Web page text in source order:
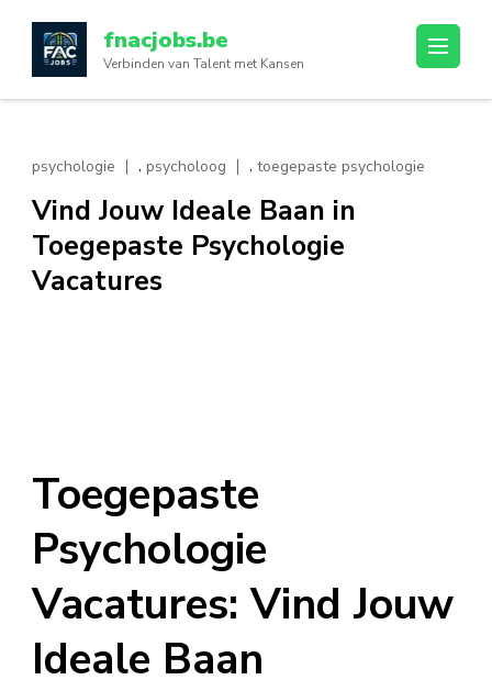
inhoud
(druk
enter)
fnacjobs.be
Verbinden van Talent met Kansen
psychologie , psycholoog , toegepaste psychologie
Vind Jouw Ideale Baan in
Toegepaste Psychologie
Vacatures
Toegepaste
Psychologie
Vacatures: Vind Jouw
Ideale Baan